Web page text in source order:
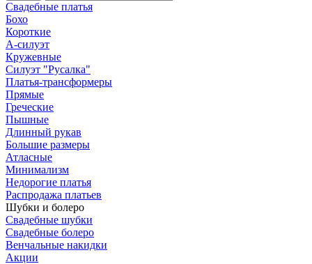
Свадебные платья
Бохо
Короткие
А-силуэт
Кружевные
Силуэт "Русалка"
Платья-трансформеры
Прямые
Греческие
Пышные
Длинный рукав
Большие размеры
Атласные
Минимализм
Недорогие платья
Распродажа платьев
Шубки и болеро
Свадебные шубки
Свадебные болеро
Венчальные накидки
Акции